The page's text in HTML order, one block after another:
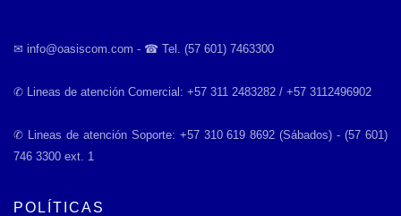
✉︎ info@oasiscom.com - ☎︎ Tel. (57 601) 7463300
✆ Lineas de atención Comercial: +57 311 2483282 / +57 3112496902
✆ Lineas de atención Soporte: +57 310 619 8692 (Sábados) - (57 601)
746 3300 ext. 1
POLÍTICAS